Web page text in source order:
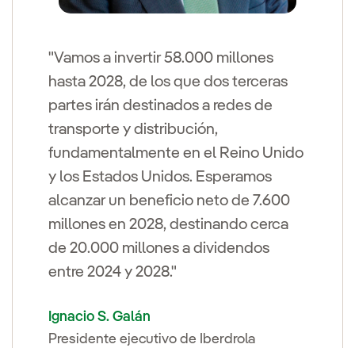
"Vamos a invertir 58.000 millones
hasta 2028, de los que dos terceras
partes irán destinados a redes de
transporte y distribución,
fundamentalmente en el Reino Unido
y los Estados Unidos. Esperamos
alcanzar un beneficio neto de 7.600
millones en 2028, destinando cerca
de 20.000 millones a dividendos
entre 2024 y 2028."
Ignacio S. Galán
Presidente ejecutivo de Iberdrola